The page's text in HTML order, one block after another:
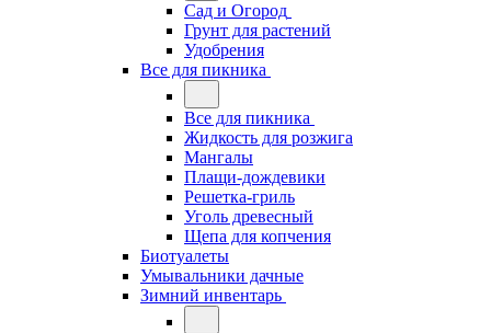
Сад и Огород
Грунт для растений
Удобрения
Все для пикника
Все для пикника
Жидкость для розжига
Мангалы
Плащи-дождевики
Решетка-гриль
Уголь древесный
Щепа для копчения
Биотуалеты
Умывальники дачные
Зимний инвентарь